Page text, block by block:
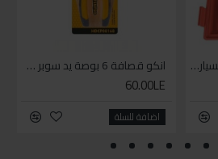
طقم قياس كبس موتور السياره 3 ق انكو قصافة 6 بوصة يد سوبر وان
60.00LE
اضافة للسلة